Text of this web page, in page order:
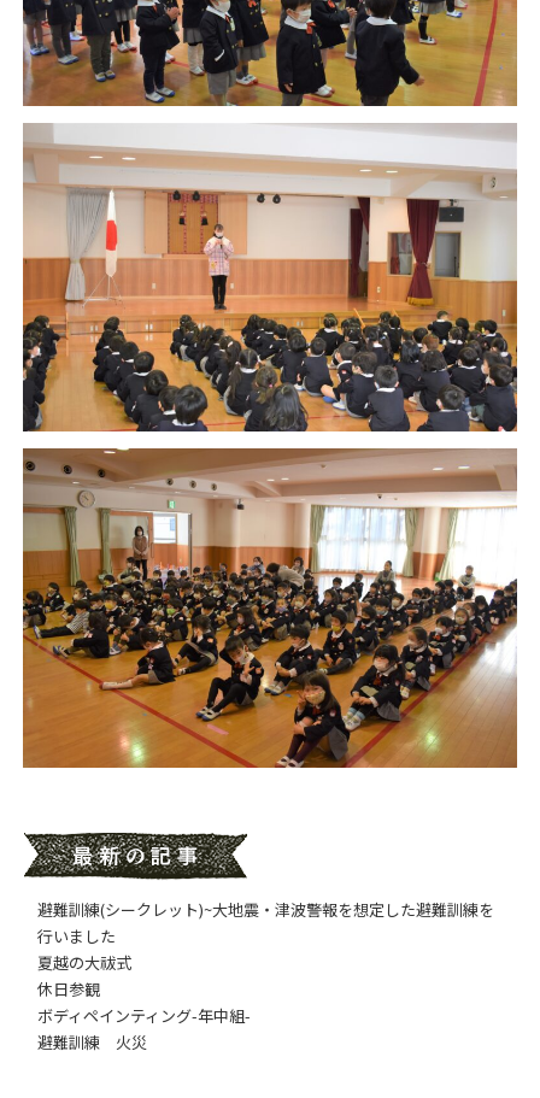
避難訓練(シークレット)~大地震・津波警報を想定した避難訓練を
行いました
夏越の大祓式
休日参観
ボディペインティング-年中組-
避難訓練 火災